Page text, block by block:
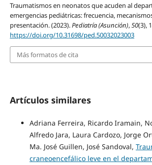
Traumatismos en neonatos que acuden al
emergencias pediátricas: frecuencia,
presentación. (2023).Pediatría (Asunción),50(3),
https://doi.org/10.31698/ped.50032023003
Más formatos de cita
Artículos similares
Adriana Ferreira, Ricardo Iramain,
Alfredo Jara, Laura Cardozo, Jorge
Ma. José Guillen, José Sandoval,
craneoencefálico leve en el